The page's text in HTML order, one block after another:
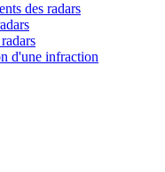
des radars
d'une infraction